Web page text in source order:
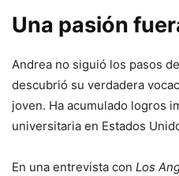
Una pasión
Andrea no siguió los pasos
descubrió su verdadera
joven. Ha acumulado logros
universitaria en Estados
En una entrevista con Los